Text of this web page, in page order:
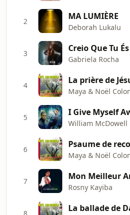
2 MA LUMIÈRE
Deborah Lukalu
3 Creio Que Tu
Gabriela Rocha
4 La prière de
Maya & Noël
5 I Give Myself
William McDowell
6 Psaume de
Maya & Noël
7 Mon Meilleur
Rosny Kayiba
8 La ballade de